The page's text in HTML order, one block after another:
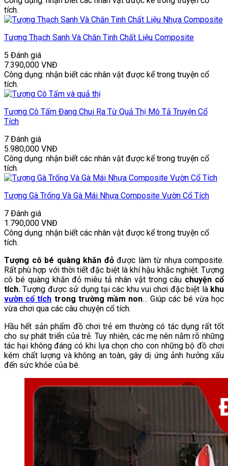
tích.
Tượng Thạch Sanh Và Chăn Tinh Chất Liệu Composite
5 Đánh giá
7.390,000 VNĐ
Công dụng: nhận biết các nhân vật được kể trong truyện cổ
tích.
Tượng Cô Tấm Đang Chui Ra Từ Quả Thị Mô Tả Truyện Cổ
Tích
7 Đánh giá
5.980,000 VNĐ
Công dụng: nhận biết các nhân vật được kể trong truyện cổ
tích.
Tượng Gà Trống Và Gà Mái Nhựa Composite Vườn Cổ Tích
7 Đánh giá
1.790,000 VNĐ
Công dụng: nhận biết các nhân vật được kể trong truyện cổ
tích.
Tượng cô bé quàng khăn đỏ được làm từ nhựa composite.
Rất phù hợp với thời tiết đặc biệt là khí hậu khắc nghiệt. Tượng
cô bé quàng khăn đỏ miêu tả nhân vật trong câu chuyện cổ
tích. Tượng được sử dụng tại các khu vui chơi đặc biệt là khu
vườn cổ tích trong trường mầm non… Giúp các bé vừa học
vừa chơi qua các câu chuyện cổ tích.
Hầu hết sản phẩm đồ chơi trẻ em thường có tác dụng rất tốt
cho sự phát triển của trẻ. Tuy nhiên, các mẹ nên nắm rõ những
tác hại không đáng có khi lựa chọn cho con những bộ đồ chơi
kém chất lượng và không an toàn, gây dị ứng ảnh hưởng xấu
đến sức khỏe của bé.